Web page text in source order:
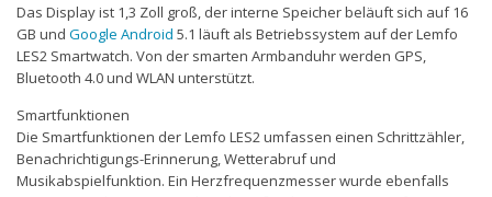
Das Display ist 1,3 Zoll groß, der interne Speicher beläuft sich auf 16
GB und Google Android 5.1 läuft als Betriebssystem auf der Lemfo
LES2 Smartwatch. Von der smarten Armbanduhr werden GPS,
Bluetooth 4.0 und WLAN unterstützt.
Smartfunktionen
Die Smartfunktionen der Lemfo LES2 umfassen einen Schrittzähler,
Benachrichtigungs-Erinnerung, Wetterabruf und
Musikabspielfunktion. Ein Herzfrequenzmesser wurde ebenfalls